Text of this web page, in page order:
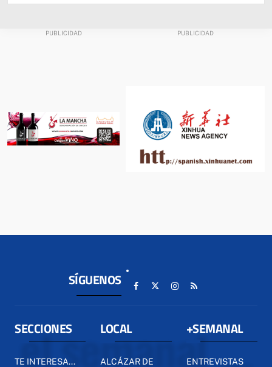
SÍGUENOS
SECCIONES
TE INTERESA...
LOCAL
ALCÁZAR DE
+SEMANAL
ENTREVISTAS